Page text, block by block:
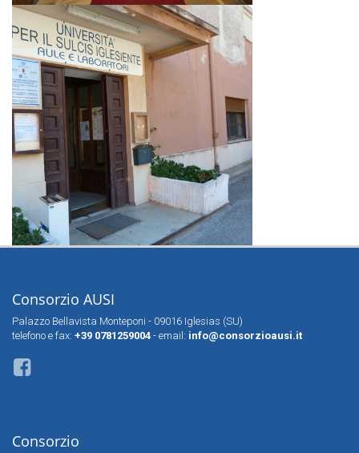
Consorzio AUSI
Palazzo Bellavista Monteponi - 09016 Iglesias (SU)
telefono e fax: +39 0781259004 - email: info@consorzioausi.it
Consorzio